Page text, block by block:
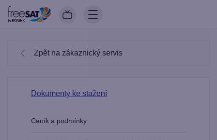
Zpět na zákaznický servis
Dokumenty ke stažení
Ceník a podmínky